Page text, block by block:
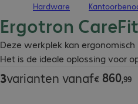
Hardware
Ergotron
Deze werkplek kan
Het is de ideale oplossing voor
3varianten vanaf€ 860,99
€ 860,99